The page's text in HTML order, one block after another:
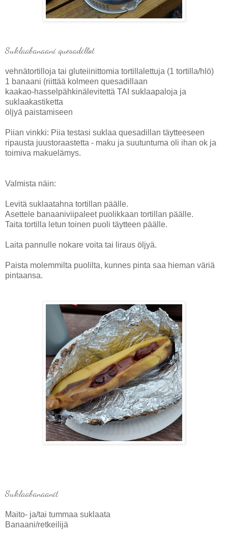
Suklaabanaani quesadillot
vehnätortilloja tai gluteiinittomia tortillalettuja (1 tortilla/hlö)
1 banaani (riittää kolmeen quesadillaan
kaakao-hasselpähkinälevitettä TAI suklaapaloja ja
suklaakastiketta
öljyä paistamiseen
Piian vinkki: Piia testasi suklaa quesadillan täytteeseen
ripausta juustoraastetta - maku ja suutuntuma oli ihan ok ja
toimiva makuelämys.
Valmista näin:
Levitä suklaatahna tortillan päälle.
Asettele banaaniviipaleet puolikkaan tortillan päälle.
Taita tortilla letun toinen puoli täytteen päälle.
Laita pannulle nokare voita tai liraus öljyä.
Paista molemmilta puolilta, kunnes pinta saa hieman väriä
pintaansa.
Suklaabanaanit
Maito- ja/tai tummaa suklaata
Banaani/retkeilijä